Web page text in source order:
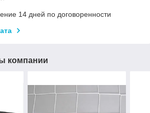
14 дней по договоренности
компании